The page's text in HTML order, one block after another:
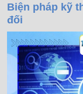
Biện pháp kỹ
đối